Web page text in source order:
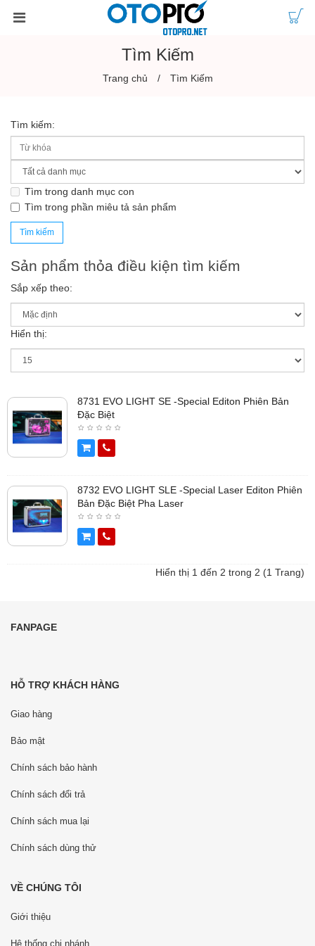
Tìm Kiếm
Trang chủ Tìm Kiếm
Tìm kiếm:
Tìm trong danh mục con
Tìm trong phần miêu tả sản phẩm
Sản phẩm thỏa điều kiện tìm kiếm
Sắp xếp theo:
Hiển thị:
8731 EVO LIGHT SE -Special Editon Phiên Bản
Đặc Biệt
8732 EVO LIGHT SLE -Special Laser Editon Phiên
Bản Đặc Biệt Pha Laser
Hiển thị 1 đến 2 trong 2 (1 Trang)
FANPAGE
HỖ TRỢ KHÁCH HÀNG
Giao hàng
Bảo mật
Chính sách bảo hành
Chính sách đổi trả
Chính sách mua lại
Chính sách dùng thử
VỀ CHÚNG TÔI
Giới thiệu
Hệ thống chi nhánh